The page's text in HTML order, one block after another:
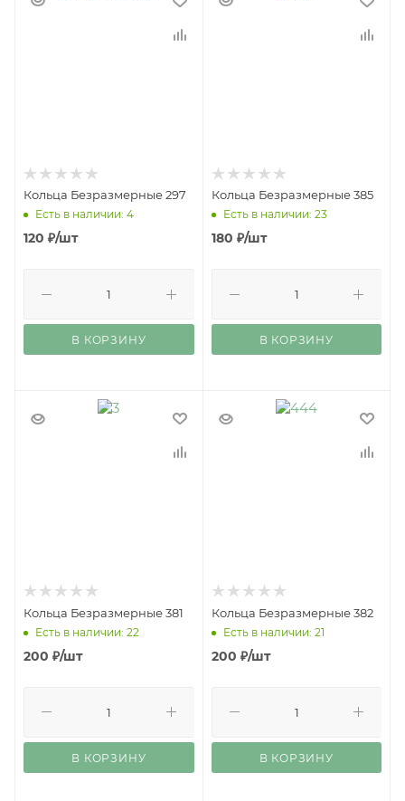
Кольца Безразмерные 297
Есть в наличии: 4
120 ₽/шт
В КОРЗИНУ
Кольца Безразмерные 385
Есть в наличии: 23
180 ₽/шт
В КОРЗИНУ
Кольца Безразмерные 381
Есть в наличии: 22
200 ₽/шт
В КОРЗИНУ
Кольца Безразмерные 382
Есть в наличии: 21
200 ₽/шт
В КОРЗИНУ